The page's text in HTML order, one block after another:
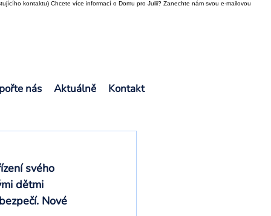
kontaktu) Chcete více informací o Domu pro Julii? Zanechte nám svou e-mailovou
nás Aktuálně Kontakt
svého
dětmi
Nové